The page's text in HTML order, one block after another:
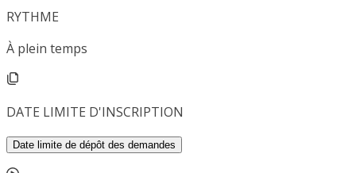
RYTHME
À plein temps
DATE LIMITE D'INSCRIPTION
Date limite de dépôt des demandes